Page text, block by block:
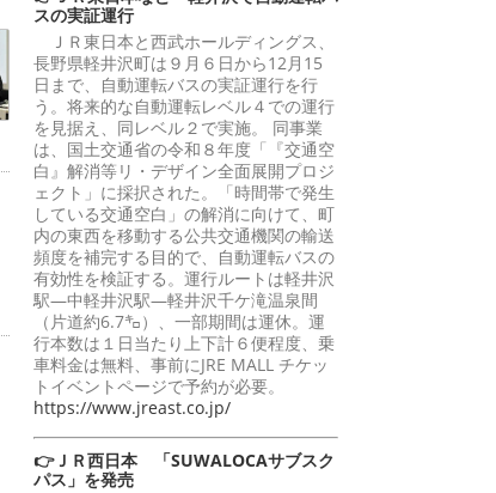
スの実証運行
ＪＲ東日本と西武ホールディングス、
長野県軽井沢町は９月６日から12月15
日まで、自動運転バスの実証運行を行
う。将来的な自動運転レベル４での運行
を見据え、同レベル２で実施。 同事業
は、国土交通省の令和８年度「『交通空
白』解消等リ・デザイン全面展開プロジ
ェクト」に採択された。「時間帯で発生
している交通空白」の解消に向けて、町
内の東西を移動する公共交通機関の輸送
頻度を補完する目的で、自動運転バスの
有効性を検証する。運行ルートは軽井沢
駅―中軽井沢駅―軽井沢千ケ滝温泉間
（片道約6.7㌔）、一部期間は運休。運
行本数は１日当たり上下計６便程度、乗
車料金は無料、事前にJRE MALL チケッ
トイベントページで予約が必要。
https://www.jreast.co.jp/
👉ＪＲ西日本 「SUWALOCAサブスク
パス」を発売